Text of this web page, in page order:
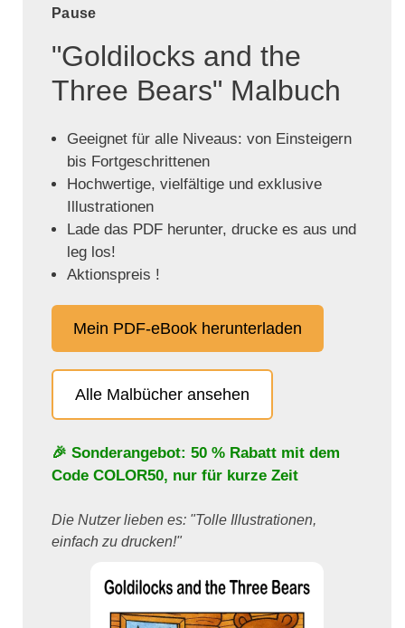
Pause
"Goldilocks and the
Three Bears" Malbuch
Geeignet für alle Niveaus: von Einsteigern
bis Fortgeschrittenen
Hochwertige, vielfältige und exklusive
Illustrationen
Lade das PDF herunter, drucke es aus und
leg los!
Aktionspreis !
Mein PDF-eBook herunterladen
Alle Malbücher ansehen
🎉 Sonderangebot: 50 % Rabatt mit dem
Code COLOR50, nur für kurze Zeit
Die Nutzer lieben es: "Tolle Illustrationen,
einfach zu drucken!"